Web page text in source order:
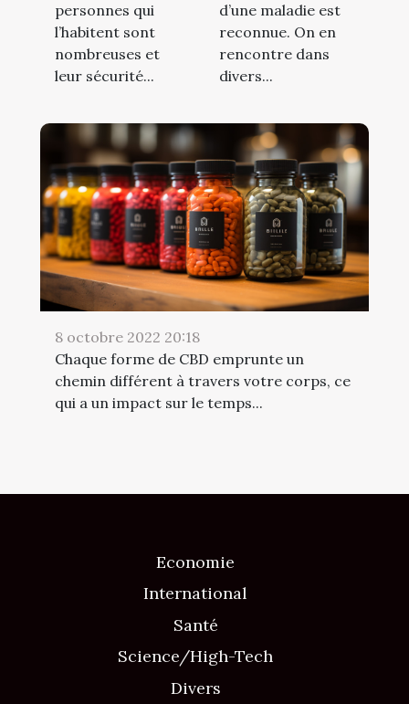
personnes qui
l’habitent sont
nombreuses et
leur sécurité...
d’une maladie est
reconnue. On en
rencontre dans
divers...
8 octobre 2022 20:18
Chaque forme de CBD emprunte un
chemin différent à travers votre corps, ce
qui a un impact sur le temps...
Economie
International
Santé
Science/High-Tech
Divers